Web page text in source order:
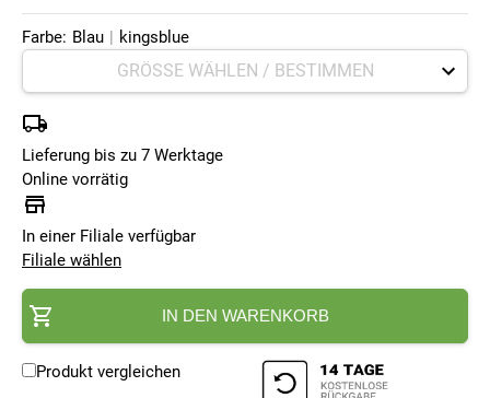
Farbe: Blau | kingsblue
Lieferung bis zu 7 Werktage
Online vorrätig
In einer Filiale verfügbar
Filiale wählen
IN DEN WARENKORB
Produkt vergleichen